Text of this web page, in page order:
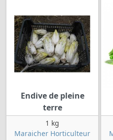
Endive de pleine
terre
1 kg
Maraicher Horticulteur